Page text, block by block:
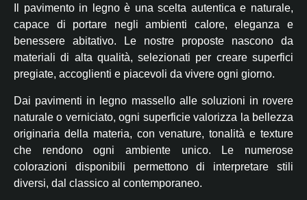
Il pavimento in legno è una scelta autentica e naturale,
capace di portare negli ambienti calore, eleganza e
benessere abitativo. Le nostre proposte nascono da
materiali di alta qualità, selezionati per creare superfici
pregiate, accoglienti e piacevoli da vivere ogni giorno.
Dai pavimenti in legno massello alle soluzioni in rovere
naturale o verniciato, ogni superficie valorizza la bellezza
originaria della materia, con venature, tonalità e texture
che rendono ogni ambiente unico. Le numerose
colorazioni disponibili permettono di interpretare stili
diversi, dal classico al contemporaneo.